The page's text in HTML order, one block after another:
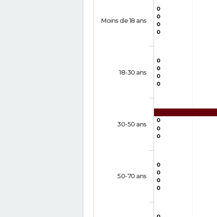
0
0
0
0
0
0
0
0
0
0
0
0
0
0
0
Moins de 18 ans
18-30 ans
30-50 ans
50-70 ans